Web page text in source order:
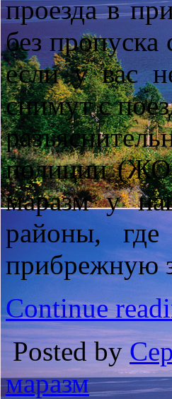
проезда в
без
если у вас
снимут с
полиции
маразм у
районы, где
прибрежную
Continue
Posted by
маразм